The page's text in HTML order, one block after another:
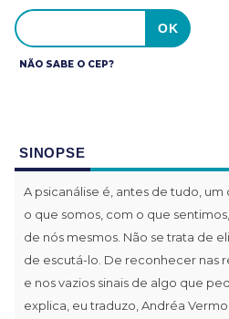
NÃO SABE O CEP?
SINOPSE
A psicanálise é, antes de tudo,
o que somos, com o que
de nós mesmos. Não se trata de
de escutá-lo. De reconhecer nas
e nos vazios sinais de algo que
explica, eu traduzo, Andréa